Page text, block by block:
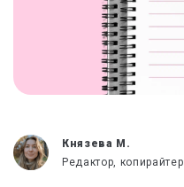
Князева М.
Редактор, копирайтер